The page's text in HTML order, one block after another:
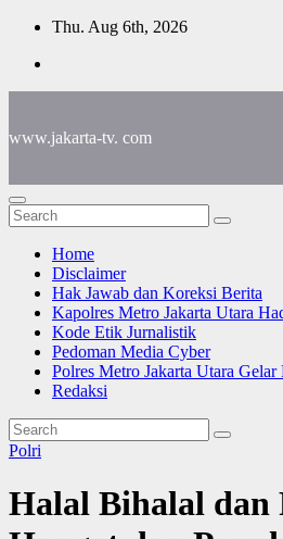
Skip
content
Thu. Aug 6th, 2026
www.jakarta-tv. com
Home
Disclaimer
Hak Jawab dan Koreksi Berita
Kapolres Metro Jakarta Utara
Kode Etik Jurnalistik
Pedoman Media Cyber
Polres Metro Jakarta Utara
Redaksi
Polri
Halal Bihalal dan